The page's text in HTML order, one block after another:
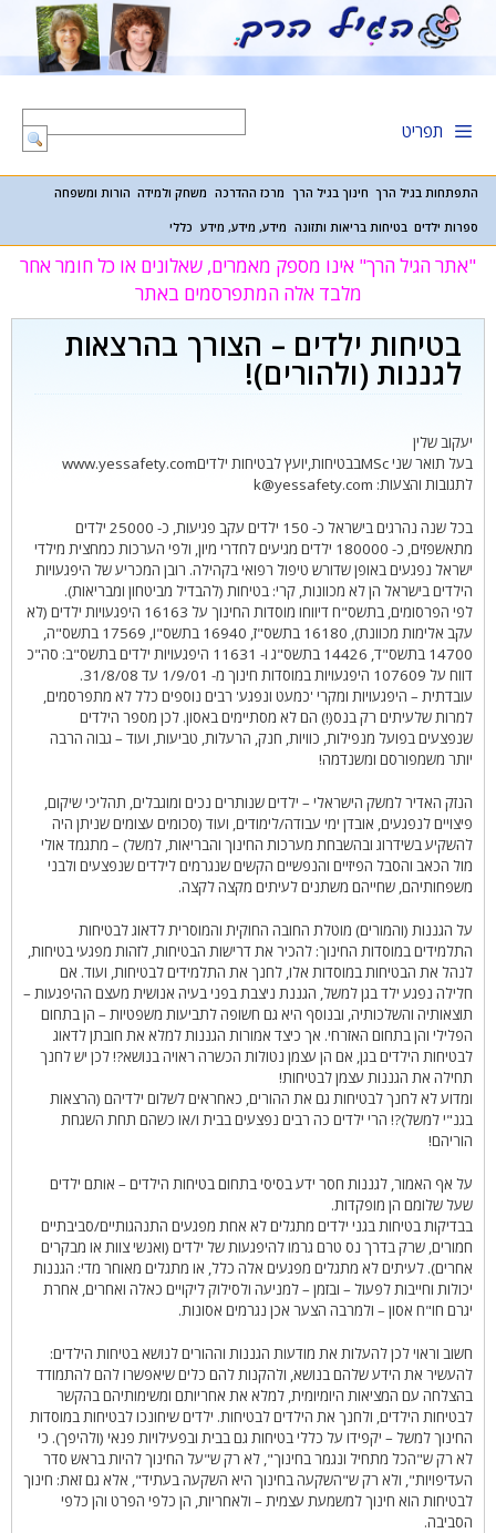
לתוכן
תפריט
התפתחות בגיל הרך חינוך בגיל הרך מרכז ההדרכה משחק ולמידה הורות ומשפחה
ספרות ילדים בטיחות בריאות ותזונה מידע, מידע, מידע כללי
"אתר הגיל הרך" אינו מספק מאמרים, שאלונים או כל חומר אחר
מלבד אלה המתפרסמים באתר
בטיחות ילדים – הצורך בהרצאות
לגננות (ולהורים)!
יעקוב שלין
בעל תואר שני MScבבטיחות,יועץ לבטיחות ילדיםwww.yessafety.com
לתגובות והצעות: k@yessafety.com
בכל שנה נהרגים בישראל כ- 150 ילדים עקב פגיעות, כ- 25000 ילדים
מתאשפזים, כ- 180000 ילדים מגיעים לחדרי מיון, ולפי הערכות כמחצית מילדי
ישראל נפגעים באופן שדורש טיפול רפואי בקהילה. רובן המכריע של היפגעויות
הילדים בישראל הן לא מכוונות, קרי: בטיחות (להבדיל מביטחון ומבריאות).
לפי הפרסומים, בתשס"ח דיווחו מוסדות החינוך על 16163 היפגעויות ילדים (לא
עקב אלימות מכוונת), 16180 בתשס"ז, 16940 בתשס"ו, 17569 בתשס"ה,
14700 בתשס"ד, 14426 בתשס"ג ו- 11631 היפגעויות ילדים בתשס"ב: סה"כ
דווח על 107609 היפגעויות במוסדות חינוך מ- 1/9/01 עד 31/8/08.
עובדתית – היפגעויות ומקרי 'כמעט ונפגע' רבים נוספים כלל לא מתפרסמים,
למרות שלעיתים רק בנס(!) הם לא מסתיימים באסון. לכן מספר הילדים
שנפצעים בפועל מנפילות, כוויות, חנק, הרעלות, טביעות, ועוד – גבוה הרבה
יותר משמפורסם ומשנדמה!
הנזק האדיר למשק הישראלי – ילדים שנותרים נכים ומוגבלים, תהליכי שיקום,
פיצויים לנפגעים, אובדן ימי עבודה/לימודים, ועוד (סכומים עצומים שניתן היה
להשקיע בשידרוג ובהשבחת מערכות החינוך והבריאות, למשל) – מתגמד אולי
מול הכאב והסבל הפיזיים והנפשיים הקשים שנגרמים לילדים שנפצעים ולבני
משפחותיהם, שחייהם משתנים לעיתים מקצה לקצה.
על הגננות (והמורים) מוטלת החובה החוקית והמוסרית לדאוג לבטיחות
התלמידים במוסדות החינוך: להכיר את דרישות הבטיחות, לזהות מפגעי בטיחות,
לנהל את הבטיחות במוסדות אלו, לחנך את התלמידים לבטיחות, ועוד. אם
חלילה נפגע ילד בגן למשל, הגננת ניצבת בפני בעיה אנושית מעצם ההיפגעות –
תוצאותיה והשלכותיה, ובנוסף היא גם חשופה לתביעות משפטיות – הן בתחום
הפלילי והן בתחום האזרחי. אך כיצד אמורות הגננות למלא את חובתן לדאוג
לבטיחות הילדים בגן, אם הן עצמן נטולות הכשרה ראויה בנושא?! לכן יש לחנך
תחילה את הגננות עצמן לבטיחות!
ומדוע לא לחנך לבטיחות גם את ההורים, כאחראים לשלום ילדיהם (הרצאות
בגנ"י למשל)?! הרי ילדים כה רבים נפצעים בבית ו/או כשהם תחת השגחת
הוריהם!
על אף האמור, לגננות חסר ידע בסיסי בתחום בטיחות הילדים – אותם ילדים
שעל שלומם הן מופקדות.
בבדיקות בטיחות בגני ילדים מתגלים לא אחת מפגעים התנהגותיים/סביבתיים
חמורים, שרק בדרך נס טרם גרמו להיפגעות של ילדים (ואנשי צוות או מבקרים
אחרים). לעיתים לא מתגלים מפגעים אלה כלל, או מתגלים מאוחר מדי: הגננות
יכולות וחייבות לפעול – ובזמן – למניעה ולסילוק ליקויים כאלה ואחרים, אחרת
יגרם חו"ח אסון – ולמרבה הצער אכן נגרמים אסונות.
חשוב וראוי לכן להעלות את מודעות הגננות וההורים לנושא בטיחות הילדים:
להעשיר את הידע שלהם בנושא, ולהקנות להם כלים שיאפשרו להם להתמודד
בהצלחה עם המציאות היומיומית, למלא את אחריותם ומשימותיהם בהקשר
לבטיחות הילדים, ולחנך את הילדים לבטיחות. ילדים שיחונכו לבטיחות במוסדות
החינוך למשל – יקפידו על כללי בטיחות גם בבית ובפעילויות פנאי (ולהיפך). כי
לא רק ש"הכל מתחיל ונגמר בחינוך", לא רק ש"על החינוך להיות בראש סדר
העדיפויות", ולא רק ש"השקעה בחינוך היא השקעה בעתיד", אלא גם זאת: חינוך
לבטיחות הוא חינוך למשמעת עצמית – ולאחריות, הן כלפי הפרט והן כלפי
הסביבה.